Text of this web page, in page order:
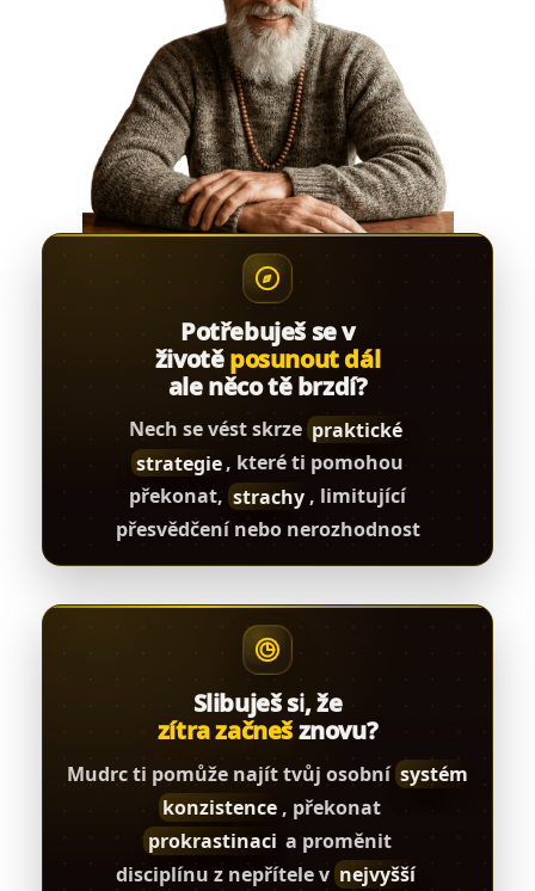
Potřebuješ se v
životěposunout dál
ale něco tě brzdí?
Nech se vést skrze praktické
strategie, které ti pomohou
překonat,strachy, limitující
přesvědčení nebo nerozhodnost
Slibuješ si, že
zítra začnešznovu?
Mudrc ti pomůže najít tvůj osobnísystém
konzistence , překonat
prokrastinaci a proměnit
disciplínu z nepřítele v nejvyšší